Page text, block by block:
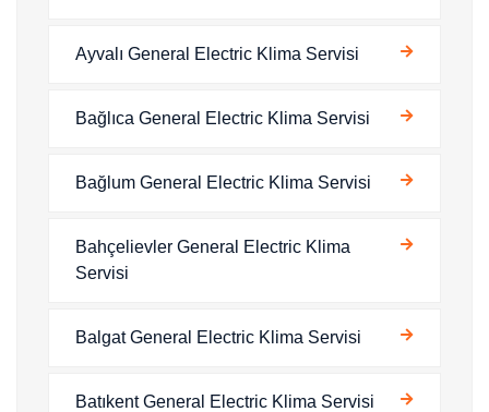
Ayvalı General Electric Klima Servisi
Bağlıca General Electric Klima Servisi
Bağlum General Electric Klima Servisi
Bahçelievler General Electric Klima
Servisi
Balgat General Electric Klima Servisi
Batıkent General Electric Klima Servisi